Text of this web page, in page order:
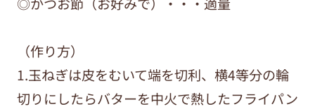
（作り方）
1.玉ねぎは皮をむいて端を切利、横4等分の輪
切りにしたらバターを中火で熱したフライパン